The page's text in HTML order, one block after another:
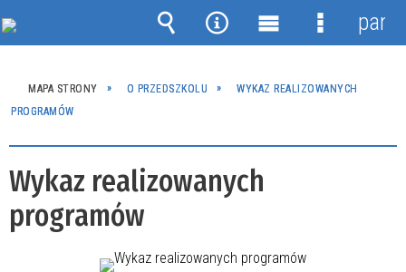
MAPA STRONY O PRZEDSZKOLU
WYKAZ REALIZOWANYCH
PROGRAMÓW
Wykaz realizowanych
programów
Wyszukiwarka
Narzędzia
MenuMenu
panel